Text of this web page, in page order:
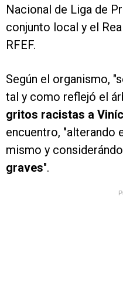
Nacional de Liga de
conjunto local y el
RFEF.
Según el organismo,
tal y como reflejó el
gritos racistas a
encuentro, "alterando
mismo y
graves".